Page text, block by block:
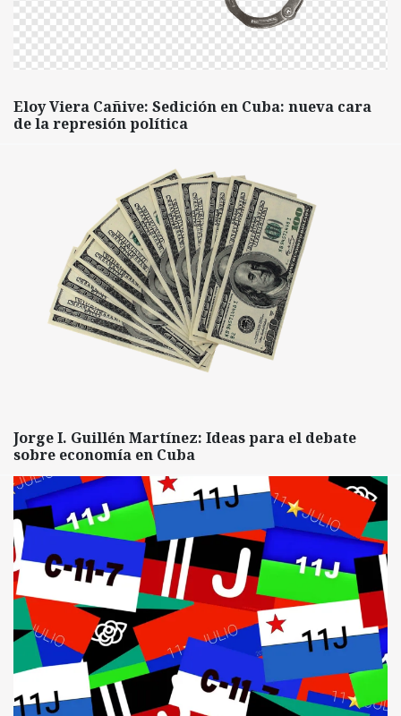
Eloy Viera Cañive: Sedición en Cuba: nueva cara
de la represión política
Jorge I. Guillén Martínez: Ideas para el debate
sobre economía en Cuba